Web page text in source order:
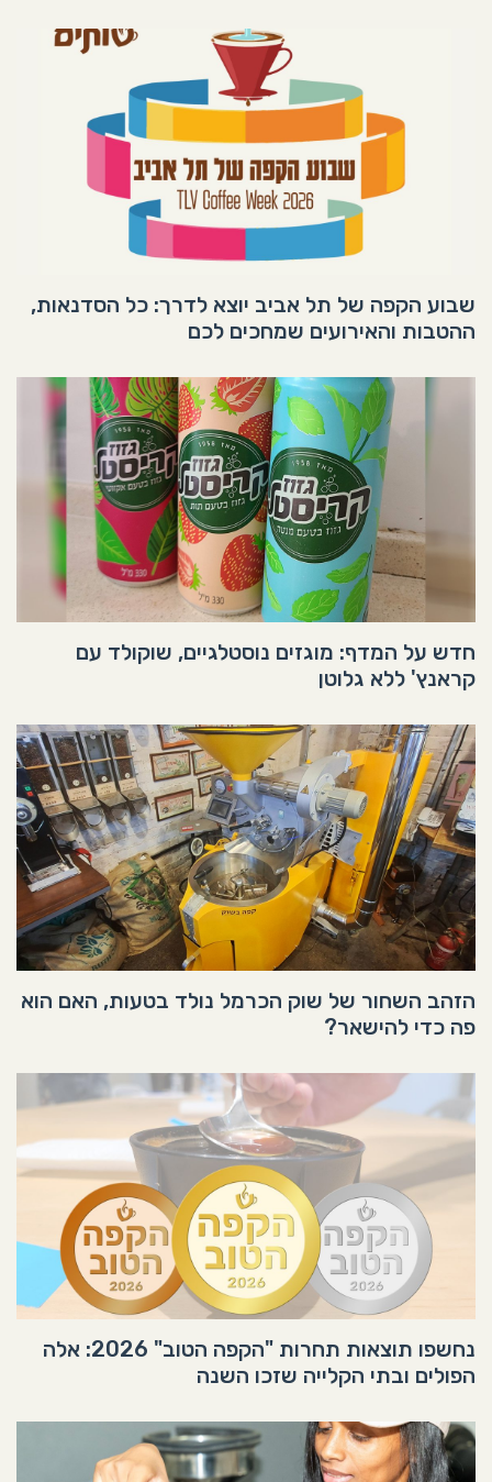
שבוע הקפה של תל אביב יוצא לדרך: כל הסדנאות,
ההטבות והאירועים שמחכים לכם
חדש על המדף: מוגזים נוסטלגיים, שוקולד עם
קראנץ' ללא גלוטן
הזהב השחור של שוק הכרמל נולד בטעות, האם הוא
פה כדי להישאר?
נחשפו תוצאות תחרות "הקפה הטוב" 2026: אלה
הפולים ובתי הקלייה שזכו השנה